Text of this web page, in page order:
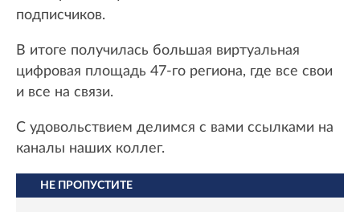
подписчиков.
В итоге получилась большая виртуальная
цифровая площадь 47-го региона, где все свои
и все на связи.
С удовольствием делимся с вами ссылками на
каналы наших коллег.
НЕ ПРОПУСТИТЕ